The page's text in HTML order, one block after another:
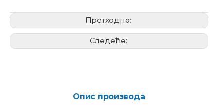
Претходно:
Следеће:
Опис производа